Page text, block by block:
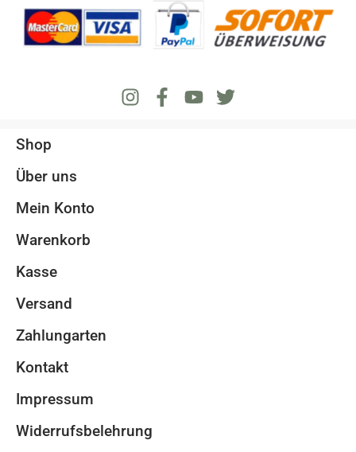
Shop
Über uns
Mein Konto
Warenkorb
Kasse
Versand
Zahlungarten
Kontakt
Impressum
Widerrufsbelehrung